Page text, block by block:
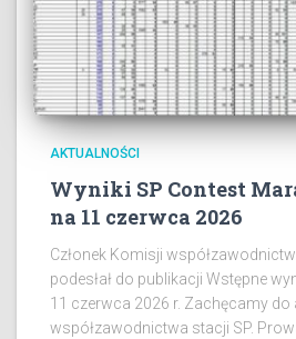
AKTUALNOŚCI
Wyniki SP Contest
na 11 czerwca 2026
Członek Komisji
podesłał do publikacji Wstępne
11 czerwca 2026 r. Zachęcamy do
współzawodnictwa stacji SP.